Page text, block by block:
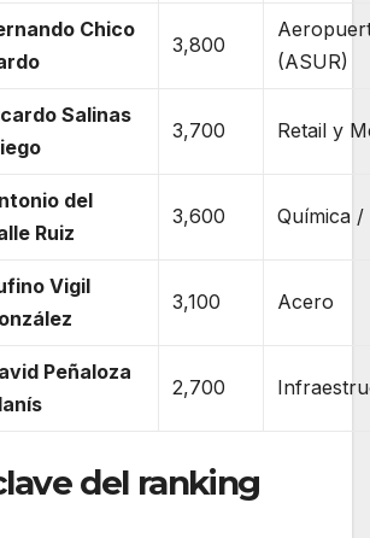
Chico
3,800
(ASUR)
Salinas
3,700 Retail y
del
Ruiz
3,600 Química
Vigil
3,100 Acero
Peñaloza
2,700
del ranking